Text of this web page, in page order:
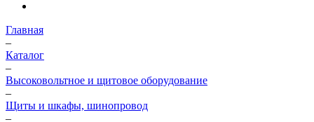
Главная
–
Каталог
–
Высоковольтное и щитовое оборудование
–
Щиты и шкафы, шинопровод
–